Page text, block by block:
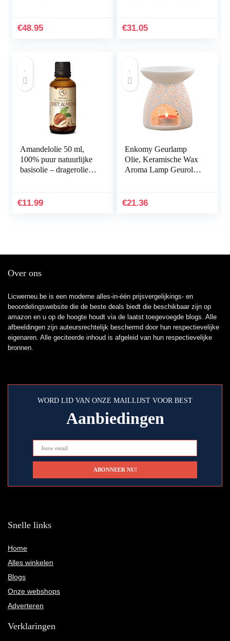
€48.95 €31.05
Amandelolie 50 ml,
100% puur natuurlijke
basisolie – dragerolie –
intensieve…
€11.99
Enkomy Geurlamp
Olie, Keramische Wax
Aroma Lamp Geurolie
Theelichthouder Olie…
€21.36
Over ons
Licwerneu.be is een moderne alles-in-één prijsvergelijkings- en
beoordelingswebsite die de beste deals biedt die beschikbaar zijn op
amazon en u op de hoogte houdt via de laatst toegevoegde blogs. Alle
afbeeldingen zijn auteursrechtelijk beschermd door hun respectievelijke
eigenaren. Alle geciteerde inhoud is afgeleid van hun respectievelijke
bronnen.
WORD LID VAN ONZE MAILLIJST VOOR BEST
Aanbiedingen
Snelle links
Home
Alles winkelen
Blogs
Onze webshops
Adverteren
Verklaringen